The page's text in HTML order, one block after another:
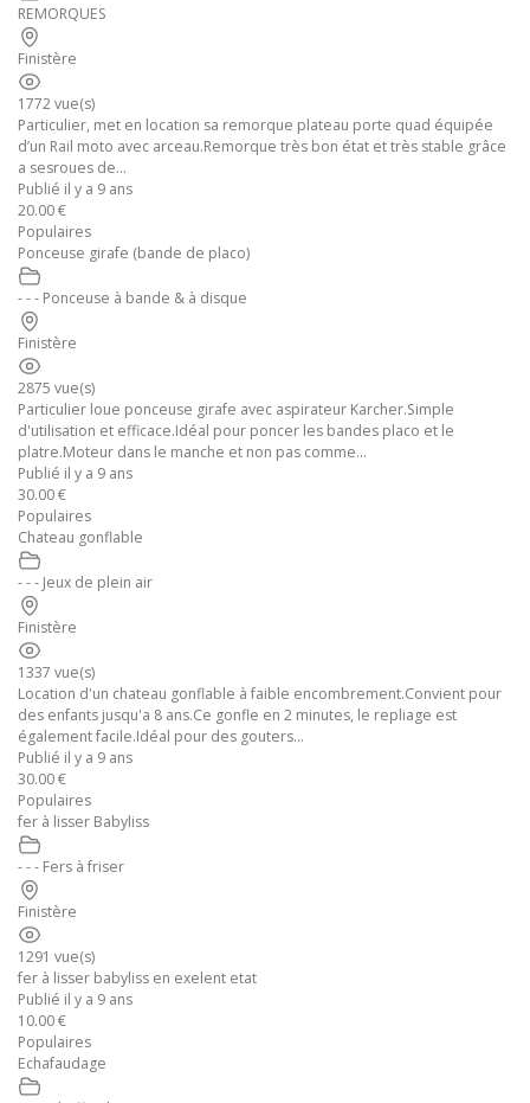
REMORQUES
Finistère
1772 vue(s)
Particulier, met en location sa remorque plateau porte quad équipée
d’un Rail moto avec arceau.Remorque très bon état et très stable grâce
a sesroues de...
Publié il y a 9 ans
20.00 €
Populaires
Ponceuse girafe (bande de placo)
- - - Ponceuse à bande & à disque
Finistère
2875 vue(s)
Particulier loue ponceuse girafe avec aspirateur Karcher.Simple
d'utilisation et efficace.Idéal pour poncer les bandes placo et le
platre.Moteur dans le manche et non pas comme...
Publié il y a 9 ans
30.00 €
Populaires
Chateau gonflable
- - - Jeux de plein air
Finistère
1337 vue(s)
Location d'un chateau gonflable à faible encombrement.Convient pour
des enfants jusqu'a 8 ans.Ce gonfle en 2 minutes, le repliage est
également facile.Idéal pour des gouters...
Publié il y a 9 ans
30.00 €
Populaires
fer à lisser Babyliss
- - - Fers à friser
Finistère
1291 vue(s)
fer à lisser babyliss en exelent etat
Publié il y a 9 ans
10.00 €
Populaires
Echafaudage